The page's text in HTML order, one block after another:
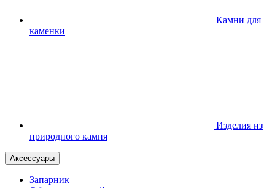
Камни для
каменки
Изделия из
природного камня
Аксессуары
Запарник